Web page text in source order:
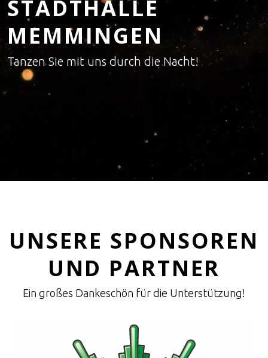
STADTHALLE
MEMMINGEN
Tanzen Sie mit uns durch die Nacht!
UNSERE SPONSOREN
UND PARTNER
Ein großes Dankeschön für die Unterstützung!